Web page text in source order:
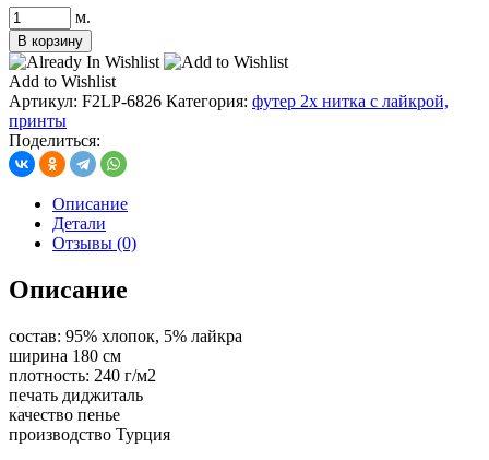
Количество
товара
футер
2х
нитка,
принт
Жасмин
(компаньон)
м.
В корзину
Add to Wishlist
Артикул: F2LP-6826 Категория: футер 2х нитка с лайкрой,
принты
Поделиться:
Описание
Детали
Отзывы (0)
Описание
состав: 95% хлопок, 5% лайкра
ширина 180 см
плотность: 240 г/м2
печать диджиталь
качество пенье
производство Турция